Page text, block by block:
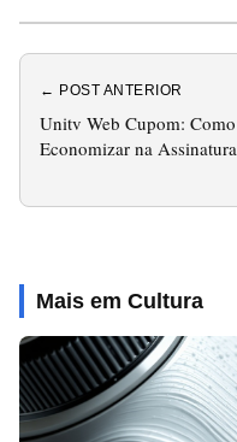
← POST ANTERIOR
Unitv Web Cupom: Como
Economizar na Assinatura
Mais em Cultura